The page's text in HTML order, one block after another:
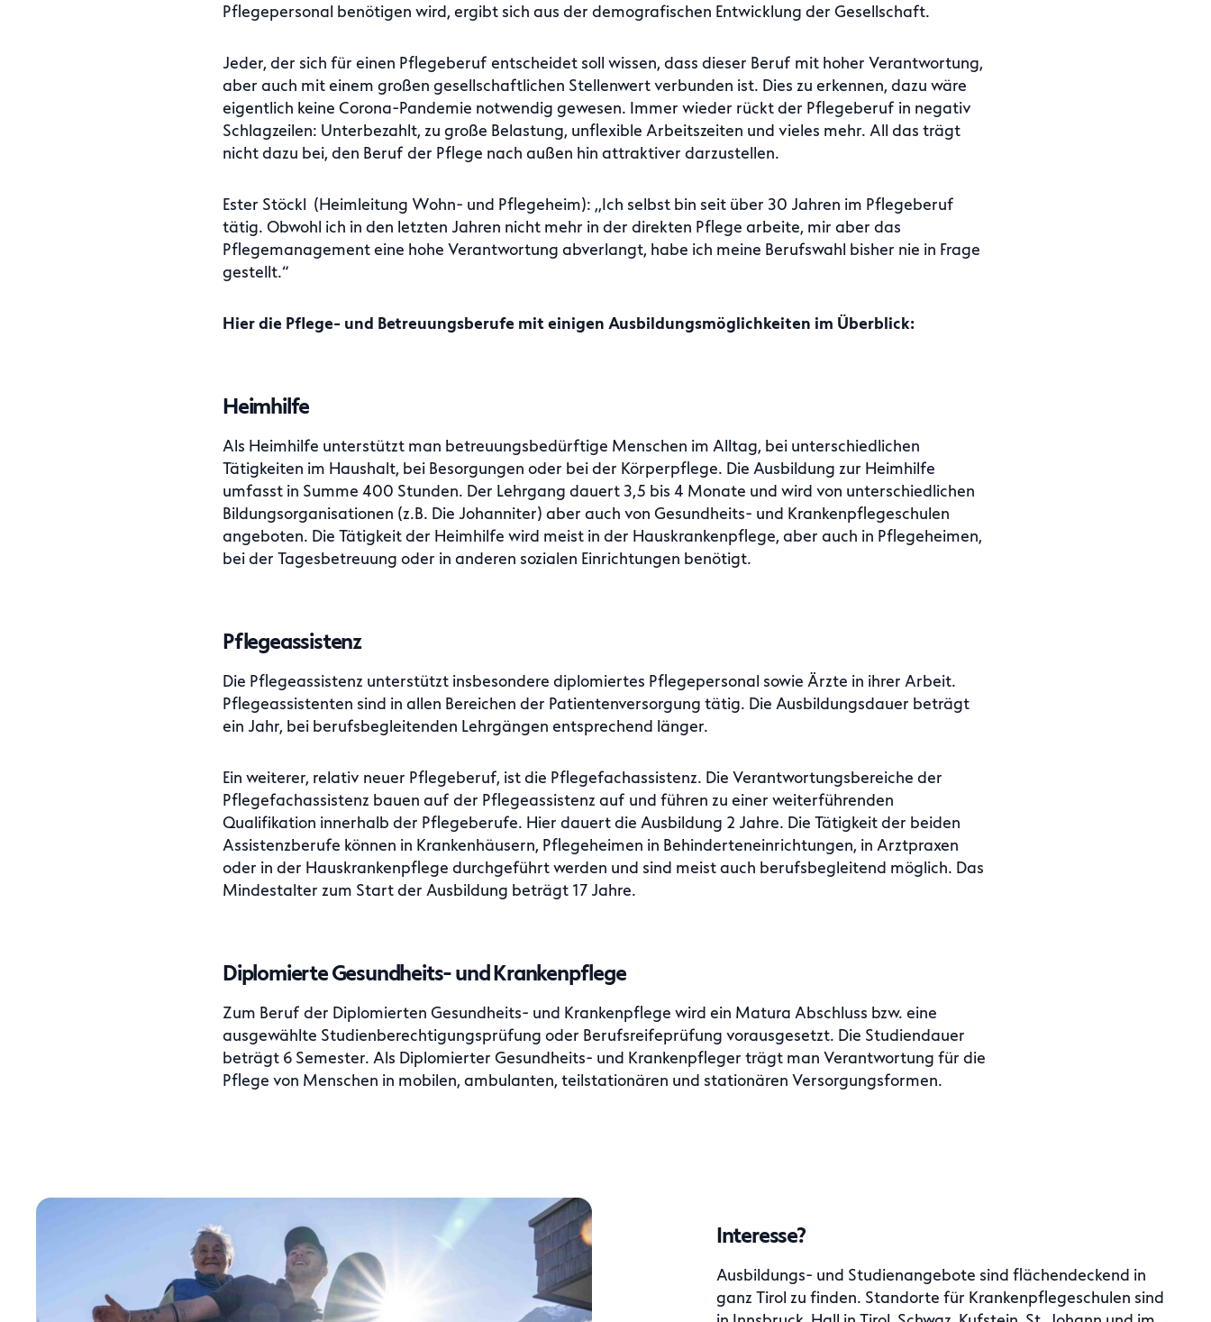
Pflegepersonal benötigen wird, ergibt sich aus der demografischen Entwicklung der Gesellschaft.
Jeder, der sich für einen Pflegeberuf entscheidet soll wissen, dass dieser Beruf mit hoher Verantwortung,
aber auch mit einem großen gesellschaftlichen Stellenwert verbunden ist. Dies zu erkennen, dazu wäre
eigentlich keine Corona-Pandemie notwendig gewesen. Immer wieder rückt der Pflegeberuf in negativ
Schlagzeilen: Unterbezahlt, zu große Belastung, unflexible Arbeitszeiten und vieles mehr. All das trägt
nicht dazu bei, den Beruf der Pflege nach außen hin attraktiver darzustellen.
Ester Stöckl (Heimleitung Wohn- und Pflegeheim): ,,Ich selbst bin seit über 30 Jahren im Pflegeberuf
tätig. Obwohl ich in den letzten Jahren nicht mehr in der direkten Pflege arbeite, mir aber das
Pflegemanagement eine hohe Verantwortung abverlangt, habe ich meine Berufswahl bisher nie in Frage
gestellt.“
Hier die Pflege- und Betreuungsberufe mit einigen Ausbildungsmöglichkeiten im Überblick:
Heimhilfe
Als Heimhilfe unterstützt man betreuungsbedürftige Menschen im Alltag, bei unterschiedlichen
Tätigkeiten im Haushalt, bei Besorgungen oder bei der Körperpflege. Die Ausbildung zur Heimhilfe
umfasst in Summe 400 Stunden. Der Lehrgang dauert 3,5 bis 4 Monate und wird von unterschiedlichen
Bildungsorganisationen (z.B. Die Johanniter) aber auch von Gesundheits- und Krankenpflegeschulen
angeboten. Die Tätigkeit der Heimhilfe wird meist in der Hauskrankenpflege, aber auch in Pflegeheimen,
bei der Tagesbetreuung oder in anderen sozialen Einrichtungen benötigt.
Pflegeassistenz
Die Pflegeassistenz unterstützt insbesondere diplomiertes Pflegepersonal sowie Ärzte in ihrer Arbeit.
Pflegeassistenten sind in allen Bereichen der Patientenversorgung tätig. Die Ausbildungsdauer beträgt
ein Jahr, bei berufsbegleitenden Lehrgängen entsprechend länger.
Ein weiterer, relativ neuer Pflegeberuf, ist die Pflegefachassistenz. Die Verantwortungsbereiche der
Pflegefachassistenz bauen auf der Pflegeassistenz auf und führen zu einer weiterführenden
Qualifikation innerhalb der Pflegeberufe. Hier dauert die Ausbildung 2 Jahre. Die Tätigkeit der beiden
Assistenzberufe können in Krankenhäusern, Pflegeheimen in Behinderteneinrichtungen, in Arztpraxen
oder in der Hauskrankenpflege durchgeführt werden und sind meist auch berufsbegleitend möglich. Das
Mindestalter zum Start der Ausbildung beträgt 17 Jahre.
Diplomierte Gesundheits- und Krankenpflege
Zum Beruf der Diplomierten Gesundheits- und Krankenpflege wird ein Matura Abschluss bzw. eine
ausgewählte Studienberechtigungsprüfung oder Berufsreifeprüfung vorausgesetzt. Die Studiendauer
beträgt 6 Semester. Als Diplomierter Gesundheits- und Krankenpfleger trägt man Verantwortung für die
Pflege von Menschen in mobilen, ambulanten, teilstationären und stationären Versorgungsformen.
Interesse?
Ausbildungs- und Studienangebote sind flächendeckend in
ganz Tirol zu finden. Standorte für Krankenpflegeschulen sind